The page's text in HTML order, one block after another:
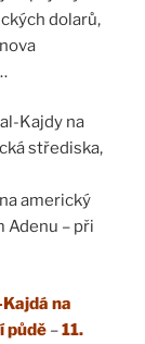
dolarů,
Kajdy na
střediska,
americký
Adenu – při
na
půdě –11.